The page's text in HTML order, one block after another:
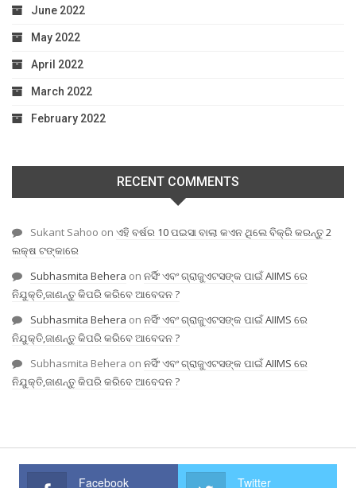
June 2022
May 2022
April 2022
March 2022
February 2022
RECENT COMMENTS
Sukant Sahoo on ଏହି ବର୍ଷର 10 ପଇସା ବାଲା କଏନ ଥିଲେ ବିକ୍ରି କରନ୍ତୁ 2
ଲକ୍ଷ ଟଙ୍କାରେ
Subhasmita Behera on ନର୍ସିଂ ଏବଂ ଗ୍ରାଜୁଏଟସଙ୍କ ପାଇଁ AIIMS ରେ
ନିଯୁକ୍ତି,ଜାଣନ୍ତୁ କିପରି କରିବେ ଆବେଦନ ?
Subhasmita Behera on ନର୍ସିଂ ଏବଂ ଗ୍ରାଜୁଏଟସଙ୍କ ପାଇଁ AIIMS ରେ
ନିଯୁକ୍ତି,ଜାଣନ୍ତୁ କିପରି କରିବେ ଆବେଦନ ?
Subhasmita Behera on ନର୍ସିଂ ଏବଂ ଗ୍ରାଜୁଏଟସଙ୍କ ପାଇଁ AIIMS ରେ
ନିଯୁକ୍ତି,ଜାଣନ୍ତୁ କିପରି କରିବେ ଆବେଦନ ?
Facebook Twitter